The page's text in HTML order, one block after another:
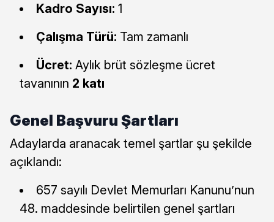
Kadro Sayısı: 1
Çalışma Türü: Tam zamanlı
Ücret: Aylık brüt sözleşme ücret
tavanının 2 katı
Genel Başvuru Şartları
Adaylarda aranacak temel şartlar şu şekilde
açıklandı:
657 sayılı Devlet Memurları Kanunu’nun
48. maddesinde belirtilen genel şartları